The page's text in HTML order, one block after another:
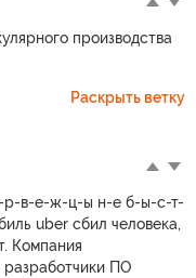
производства
Раскрыть ветку
р-в-е-ж-ц-ы н-е б-ы-с-т-
uber сбил человека,
Компания
разработчики ПО